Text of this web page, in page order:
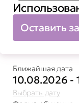
Оставить
Ближайшая дата
10.08.2026 -
Выбрать дату